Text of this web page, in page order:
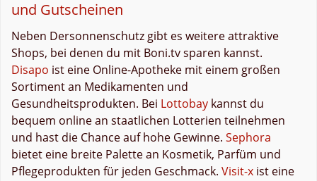
und Gutscheinen
Neben Dersonnenschutz gibt es weitere attraktive
Shops, bei denen du mit Boni.tv sparen kannst.
Disapo ist eine Online-Apotheke mit einem großen
Sortiment an Medikamenten und
Gesundheitsprodukten. Bei Lottobay kannst du
bequem online an staatlichen Lotterien teilnehmen
und hast die Chance auf hohe Gewinne. Sephora
bietet eine breite Palette an Kosmetik, Parfüm und
Pflegeprodukten für jeden Geschmack. Visit-x ist eine